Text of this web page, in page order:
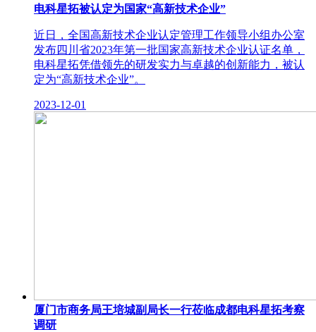
电科星拓被认定为国家“高新技术企业”
近日，全国高新技术企业认定管理工作领导小组办公室
发布四川省2023年第一批国家高新技术企业认证名单，
电科星拓凭借领先的研发实力与卓越的创新能力，被认
定为“高新技术企业”。
2023-12-01
厦门市商务局王培城副局长一行莅临成都电科星拓考察
调研